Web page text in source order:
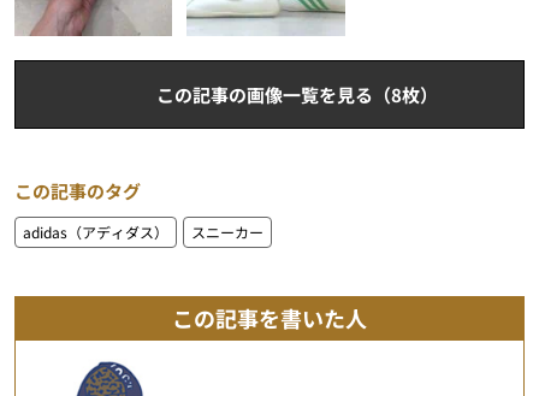
この記事の画像一覧を見る（8枚）
この記事のタグ
adidas（アディダス） スニーカー
この記事を書いた人